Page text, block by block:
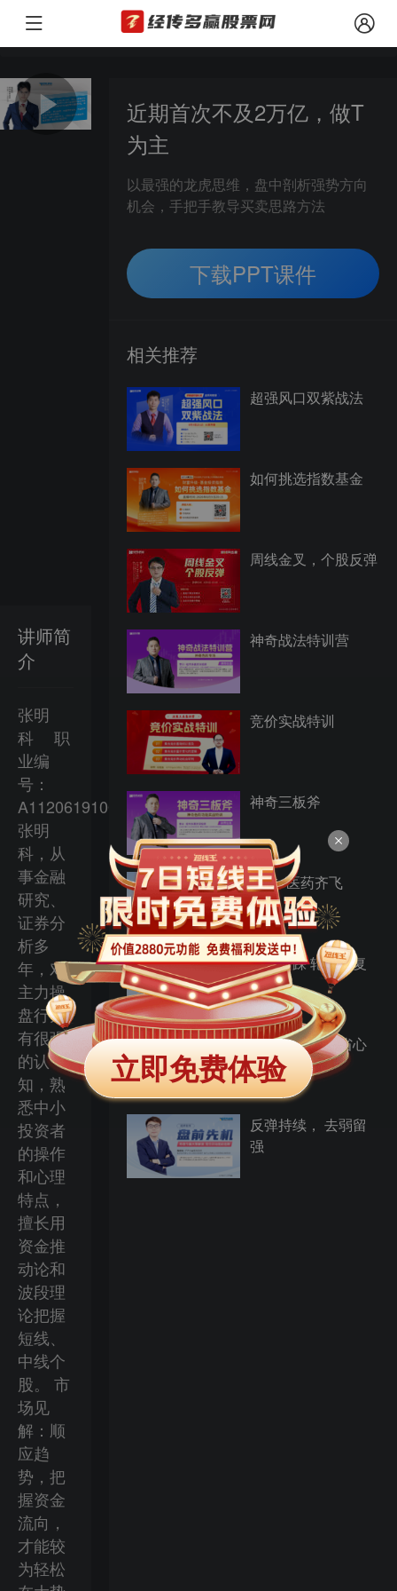
本文观点由经传多赢投资顾问 张明科（投顾执业编号：A1120619100001；基
讲师简
介
张明
科
职
业编
号：
A1120619100001，
张明
科，从
事金融
研究、
证券分
析多
年，对
主力操
盘行为
有很强
的认
知，熟
悉中小
投资者
的操作
和心理
特点，
擅长用
资金推
动论和
波段理
论把握
短线、
中线个
股。 市
场见
解：顺
应趋
势，把
握资金
流向，
才能较
为轻松
近期首次不及2万亿，做T
为主
以最强的龙虎思维，盘中剖析强势方向
机会，手把手教导买卖思路方法
下载PPT课件
相关推荐
超强风口双紫战法
如何挑选指数基金
周线金叉，个股反弹
神奇战法特训营
竞价实战特训
神奇三板斧
科技+医药齐飞
顺势回踩 轮动修复
用心筛选方向 省心
又省力
反弹持续， 去弱留
强
立即免费体验